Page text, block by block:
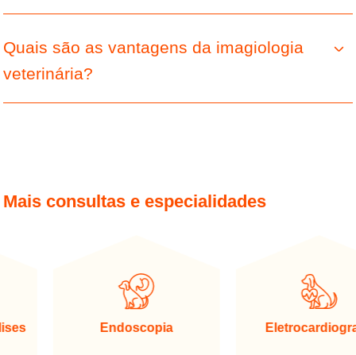
Quais são as vantagens da imagiologia
veterinária?
Mais consultas e especialidades
Endoscopia Eletrocardiografia